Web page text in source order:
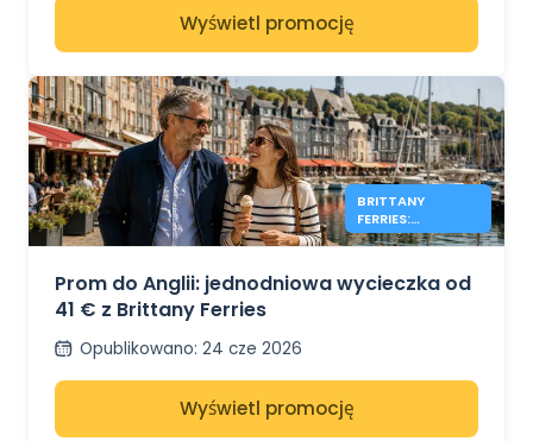
Wyświetl promocję
BRITTANY
FERRIES:
JEDNODNIOWE
ANGLII OD 41€
Prom do Anglii: jednodniowa wycieczka od
41 € z Brittany Ferries
Opublikowano: 24 cze 2026
Wyświetl promocję